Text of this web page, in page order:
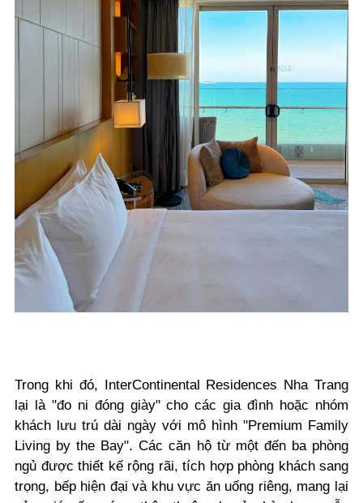
Trong khi đó, InterContinental Residences Nha Trang
lại là "đo ni đóng giày" cho các gia đình hoặc nhóm
khách lưu trú dài ngày với mô hình "Premium Family
Living by the Bay". Các căn hộ từ một đến ba phòng
ngủ được thiết kế rộng rãi, tích hợp phòng khách sang
trọng, bếp hiện đại và khu vực ăn uống riêng, mang lại